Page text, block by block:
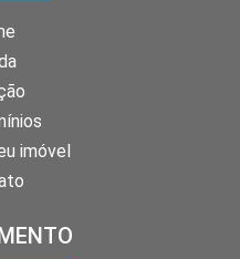
imóvel